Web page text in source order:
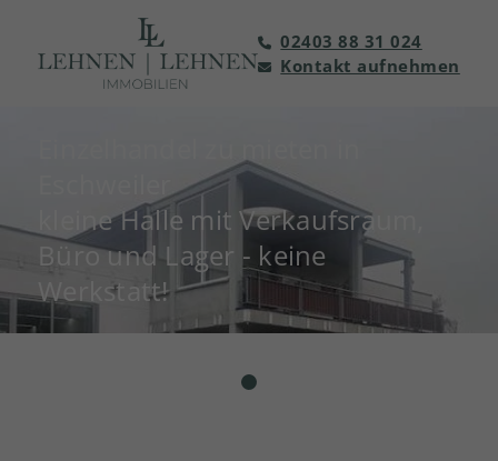
02403 88 31 024
Kontakt aufnehmen
kleine Halle mit Verkaufsraum,
Büro und Lager - keine
Werkstatt!